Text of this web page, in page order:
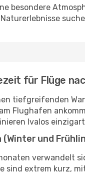
besondere
für Flüge
tiefgreifenden
Flughafen
Ivalos
(Winter und
verwandelt
sind extrem kurz,